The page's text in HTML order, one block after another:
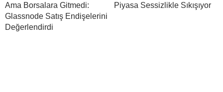
Ama Borsalara Gitmedi:
Glassnode Satış Endişelerini
Değerlendirdi
Piyasa Sessizlikle Sıkışıyor